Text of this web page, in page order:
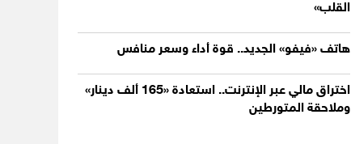
القلب»
هاتف «فيفو» الجديد.. قوة أداء وسعر منافس
اختراق مالي عبر الإنترنت.. استعادة «165 ألف دينار»
وملاحقة المتورطين